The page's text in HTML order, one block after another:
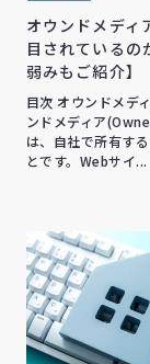
オウンドメディ
目されているの
弱みもご紹介】
目次 オウンドメデ
ンドメディア
は、自社で所有す
とです。Webサイ...